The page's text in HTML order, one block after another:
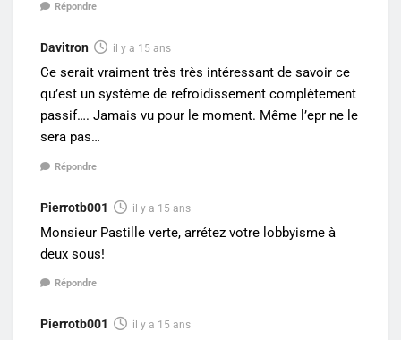
Répondre
Davitron il y a 15 ans
Ce serait vraiment très très intéressant de savoir ce
qu’est un système de refroidissement complètement
passif…. Jamais vu pour le moment. Même l’epr ne le
sera pas…
Répondre
Pierrotb001 il y a 15 ans
Monsieur Pastille verte, arrétez votre lobbyisme à
deux sous!
Répondre
Pierrotb001 il y a 15 ans